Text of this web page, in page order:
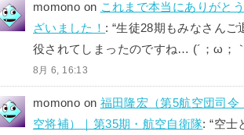
momono on これまで本当にありがと
ざいました！ : “生徒28期もみなさんご
役されてしまったのですね… (´；ω；
8月 6, 16:13
momono on 福田隆宏（第5航空団司令
空将補）｜第35期・航空自衛隊: “空士